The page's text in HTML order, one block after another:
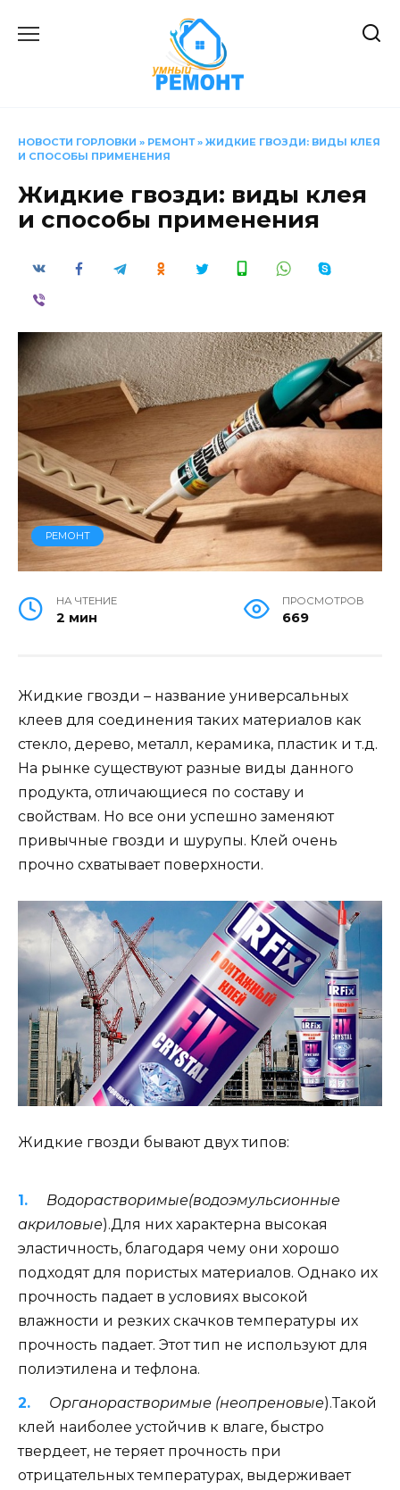
НОВОСТИ ГОРЛОВКИ » РЕМОНТ» ЖИДКИЕ ГВОЗДИ: ВИДЫ КЛЕЯ
И СПОСОБЫ ПРИМЕНЕНИЯ
Жидкие гвозди: виды клея
и способы применения
РЕМОНТ
НА ЧТЕНИЕ
2 мин
ПРОСМОТРОВ
669
Жидкие гвозди – название универсальных
клеев для соединения таких материалов как
стекло, дерево, металл, керамика, пластик и т.д.
На рынке существуют разные виды данного
продукта, отличающиеся по составу и
свойствам. Но все они успешно заменяют
привычные гвозди и шурупы. Клей очень
прочно схватывает поверхности.
Жидкие гвозди бывают двух типов:
Водорастворимые(водоэмульсионные
акриловые).Для них характерна высокая
эластичность, благодаря чему они хорошо
подходят для пористых материалов. Однако их
прочность падает в условиях высокой
влажности и резких скачков температуры их
прочность падает. Этот тип не используют для
полиэтилена и тефлона.
Органорастворимые (неопреновые).Такой
клей наиболее устойчив к влаге, быстро
твердеет, не теряет прочность при
отрицательных температурах, выдерживает